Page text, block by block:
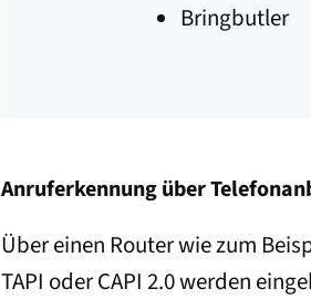
Bringbutler
Anruferkennung über
Über einen Router wie zum
TAPI oder CAPI 2.0 werden